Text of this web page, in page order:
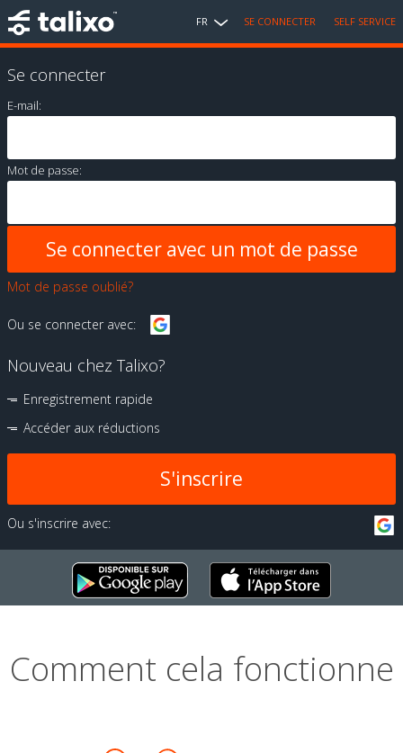
FR SE CONNECTER SELF SERVICE
Se connecter
E-mail:
Mot de passe:
Mot de passe oublié?
Ou se connecter avec:
Nouveau chez Talixo?
Enregistrement rapide
Accéder aux réductions
S'inscrire
Ou s'inscrire avec:
Comment cela fonctionne